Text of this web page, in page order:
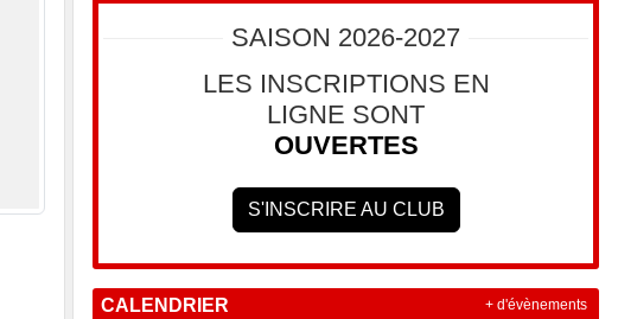
SAISON 2026-2027
LES INSCRIPTIONS EN
LIGNE SONT
OUVERTES
S'INSCRIRE AU CLUB
CALENDRIER + d'évènements